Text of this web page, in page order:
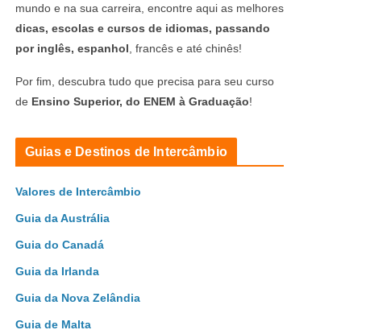
mundo e na sua carreira, encontre aqui as melhores
dicas, escolas e cursos de idiomas, passando
por inglês, espanhol , francês e até chinês!
Por fim, descubra tudo que precisa para seu curso
de Ensino Superior, do ENEM à Graduação!
Guias e Destinos de Intercâmbio
Valores de Intercâmbio
Guia da Austrália
Guia do Canadá
Guia da Irlanda
Guia da Nova Zelândia
Guia de Malta